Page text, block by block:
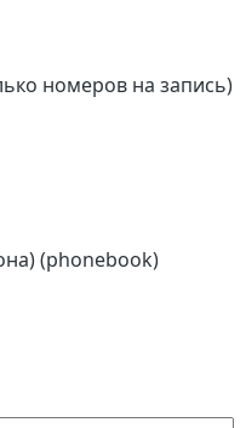
номеров на запись)
(phonebook)